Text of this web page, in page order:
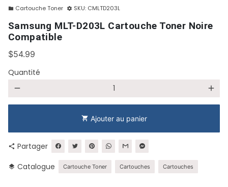
folder Cartouche Toner settings SKU: CMLTD203L
Samsung MLT-D203L Cartouche Toner Noire
Compatible
$54.99
Quantité
remove add
shopping_cart Ajouter au panier
share Partager
layers Catalogue Cartouche Toner Cartouches Cartouches